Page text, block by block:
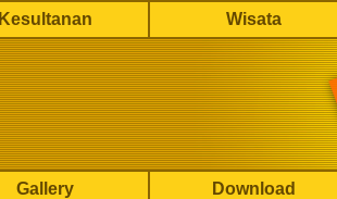
Kesultanan Wisata
Gallery Download